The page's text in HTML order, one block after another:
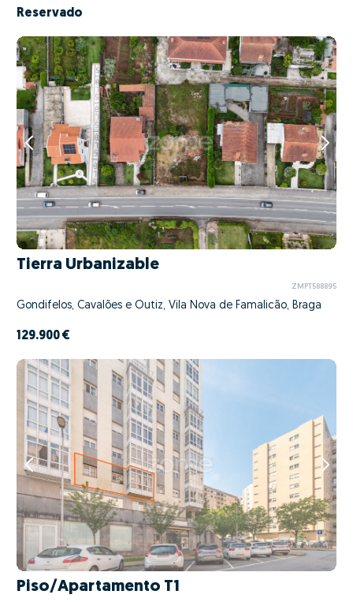
Reservado
Tierra Urbanizable
ZMPT588895
Gondifelos, Cavalões e Outiz, Vila Nova de Famalicão, Braga
129.900 €
Piso/Apartamento T1